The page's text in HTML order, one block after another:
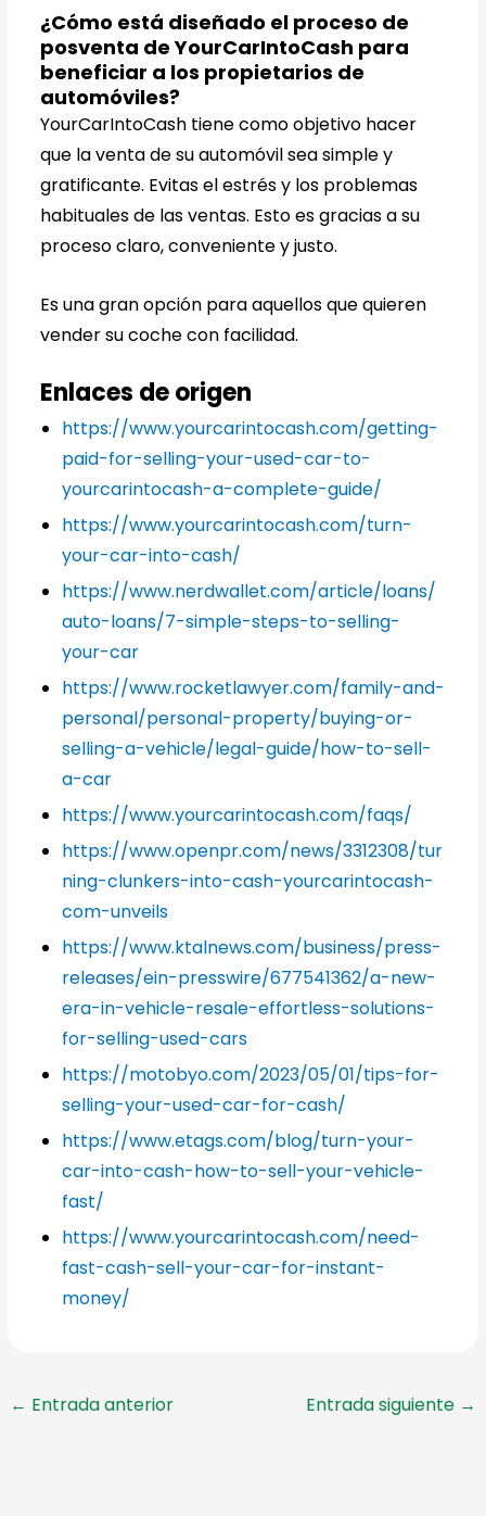
¿Cómo está diseñado el proceso de
posventa de YourCarIntoCash para
beneficiar a los propietarios de
automóviles?
YourCarIntoCash tiene como objetivo hacer
que la venta de su automóvil sea simple y
gratificante. Evitas el estrés y los problemas
habituales de las ventas. Esto es gracias a su
proceso claro, conveniente y justo.
Es una gran opción para aquellos que quieren
vender su coche con facilidad.
Enlaces de origen
https://www.yourcarintocash.com/getting-
paid-for-selling-your-used-car-to-
yourcarintocash-a-complete-guide/
https://www.yourcarintocash.com/turn-
your-car-into-cash/
https://www.nerdwallet.com/article/loans/
auto-loans/7-simple-steps-to-selling-
your-car
https://www.rocketlawyer.com/family-and-
personal/personal-property/buying-or-
selling-a-vehicle/legal-guide/how-to-sell-
a-car
https://www.yourcarintocash.com/faqs/
https://www.openpr.com/news/3312308/tur
ning-clunkers-into-cash-yourcarintocash-
com-unveils
https://www.ktalnews.com/business/press-
releases/ein-presswire/677541362/a-new-
era-in-vehicle-resale-effortless-solutions-
for-selling-used-cars
https://motobyo.com/2023/05/01/tips-for-
selling-your-used-car-for-cash/
https://www.etags.com/blog/turn-your-
car-into-cash-how-to-sell-your-vehicle-
fast/
https://www.yourcarintocash.com/need-
fast-cash-sell-your-car-for-instant-
money/
← Entrada anterior Entrada siguiente →